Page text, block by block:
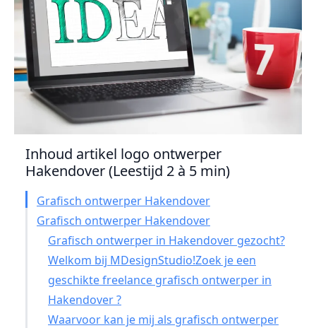
Inhoud artikel logo ontwerper
Hakendover (Leestijd 2 à 5 min)
Grafisch ontwerper Hakendover
Grafisch ontwerper Hakendover
Grafisch ontwerper in Hakendover gezocht?
Welkom bij MDesignStudio!Zoek je een
geschikte freelance grafisch ontwerper in
Hakendover ?
Waarvoor kan je mij als grafisch ontwerper